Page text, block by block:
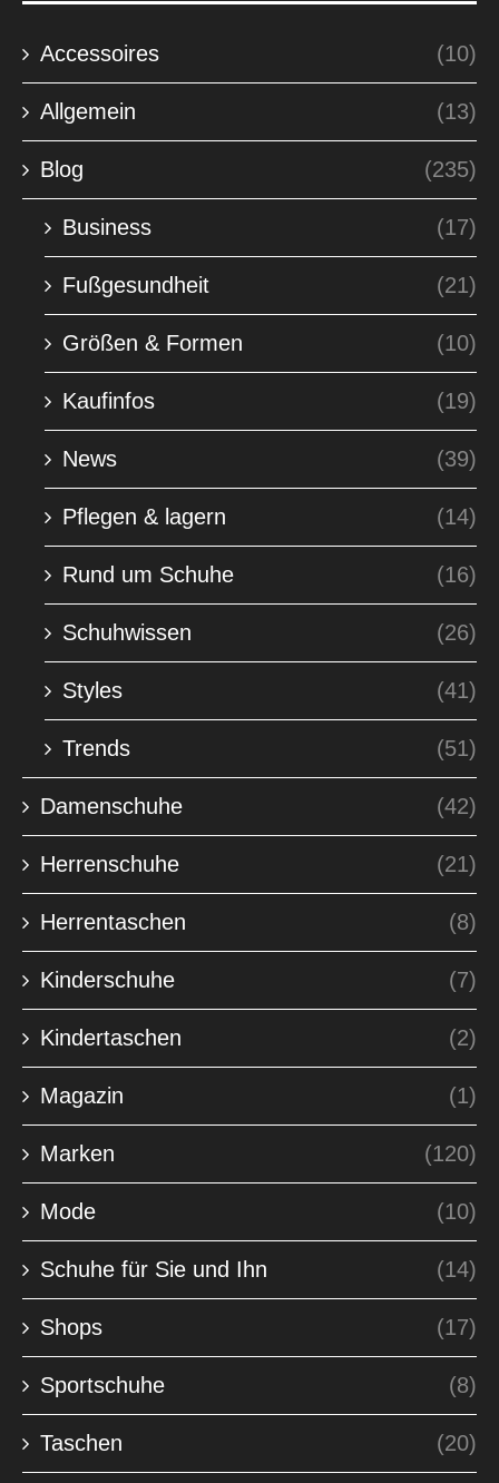
Accessoires (10)
Allgemein (13)
Blog (235)
Business (17)
Fußgesundheit (21)
Größen & Formen (10)
Kaufinfos (19)
News (39)
Pflegen & lagern (14)
Rund um Schuhe (16)
Schuhwissen (26)
Styles (41)
Trends (51)
Damenschuhe (42)
Herrenschuhe (21)
Herrentaschen (8)
Kinderschuhe (7)
Kindertaschen (2)
Magazin (1)
Marken (120)
Mode (10)
Schuhe für Sie und Ihn (14)
Shops (17)
Sportschuhe (8)
Taschen (20)